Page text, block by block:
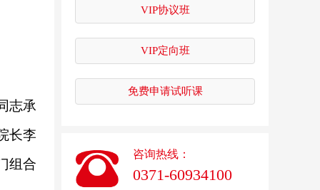
志承
长李
组合
VIP协议班
VIP定向班
免费申请试听课
咨询热线：
0371-60934100